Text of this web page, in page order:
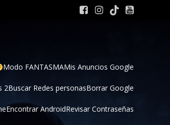
Modo FANTASMAMis Anuncios Google
2Buscar Redes personasBorrar Google
Encontrar AndroidRevisar Contraseñas